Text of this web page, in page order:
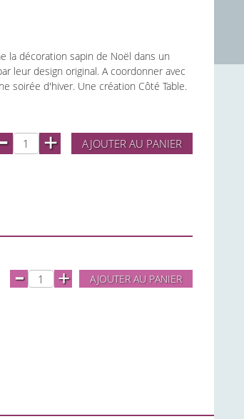
la décoration sapin de Noël dans un
leur design original. A coordonner avec
soirée d'hiver. Une création Côté Table.
AJOUTER AU PANIER
+
AJOUTER AU PANIER
- +